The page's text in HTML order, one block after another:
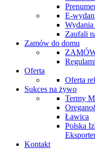
E-
Zaufali
Zamów do domu
Oferta
Oferta
Sukces na żywo
Termy
Ławica
Polska
Kontakt